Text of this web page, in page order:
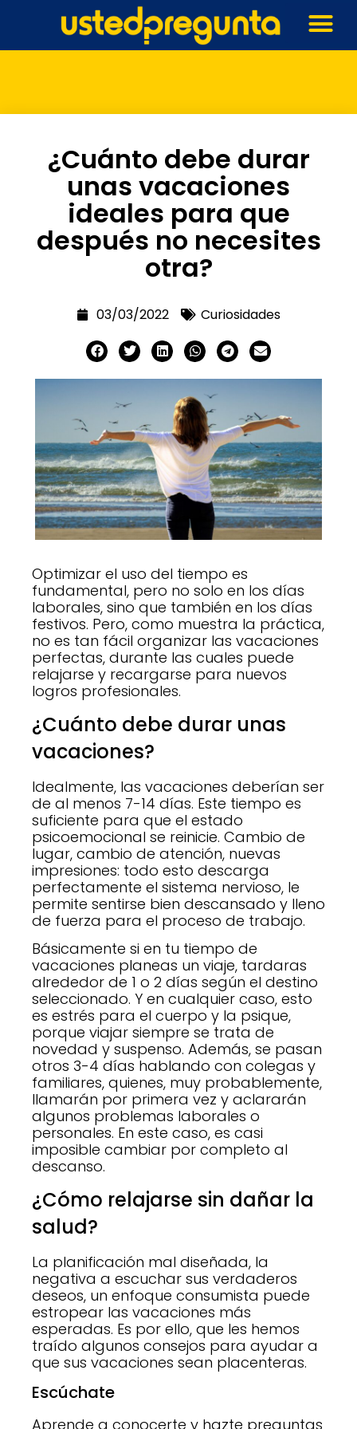
¿Cuánto debe durar
unas vacaciones
ideales para que
después no necesites
otra?
03/03/2022 Curiosidades
Optimizar el uso del tiempo es
fundamental, pero no solo en los días
laborales, sino que también en los días
festivos. Pero, como muestra la práctica,
no es tan fácil organizar las vacaciones
perfectas, durante las cuales puede
relajarse y recargarse para nuevos
logros profesionales.
¿Cuánto debe durar unas
vacaciones?
Idealmente, las vacaciones deberían ser
de al menos 7-14 días. Este tiempo es
suficiente para que el estado
psicoemocional se reinicie. Cambio de
lugar, cambio de atención, nuevas
impresiones: todo esto descarga
perfectamente el sistema nervioso, le
permite sentirse bien descansado y lleno
de fuerza para el proceso de trabajo.
Básicamente si en tu tiempo de
vacaciones planeas un viaje, tardaras
alrededor de 1 o 2 días según el destino
seleccionado. Y en cualquier caso, esto
es estrés para el cuerpo y la psique,
porque viajar siempre se trata de
novedad y suspenso. Además, se pasan
otros 3-4 días hablando con colegas y
familiares, quienes, muy probablemente,
llamarán por primera vez y aclararán
algunos problemas laborales o
personales. En este caso, es casi
imposible cambiar por completo al
descanso.
¿Cómo relajarse sin dañar la
salud?
La planificación mal diseñada, la
negativa a escuchar sus verdaderos
deseos, un enfoque consumista puede
estropear las vacaciones más
esperadas. Es por ello, que les hemos
traído algunos consejos para ayudar a
que sus vacaciones sean placenteras.
Escúchate
Aprende a conocerte y hazte preguntas